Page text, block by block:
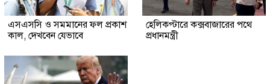
এসএসসি ও সমমানের ফল প্রকাশ
কাল, দেখবেন যেভাবে
হেলিকপ্টারে কক্সবাজারের পথে
প্রধানমন্ত্রী